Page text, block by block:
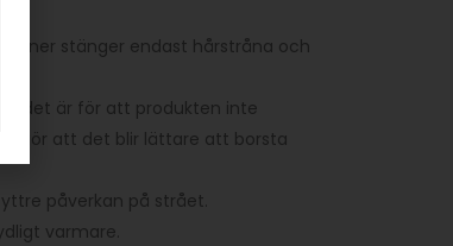
stänger endast hårstråna och
det är för att produkten inte
gör att det blir lättare att borsta
påverkan på strået.
varmare.